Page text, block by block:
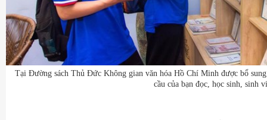
Tại Đường sách Thủ Đức Không gian văn hóa Hồ Chí Minh được bổ
cầu của bạn đọc, học sinh, sinh